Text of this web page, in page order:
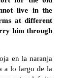
live in the
at different
him through
en la naranja
a lo largo de la